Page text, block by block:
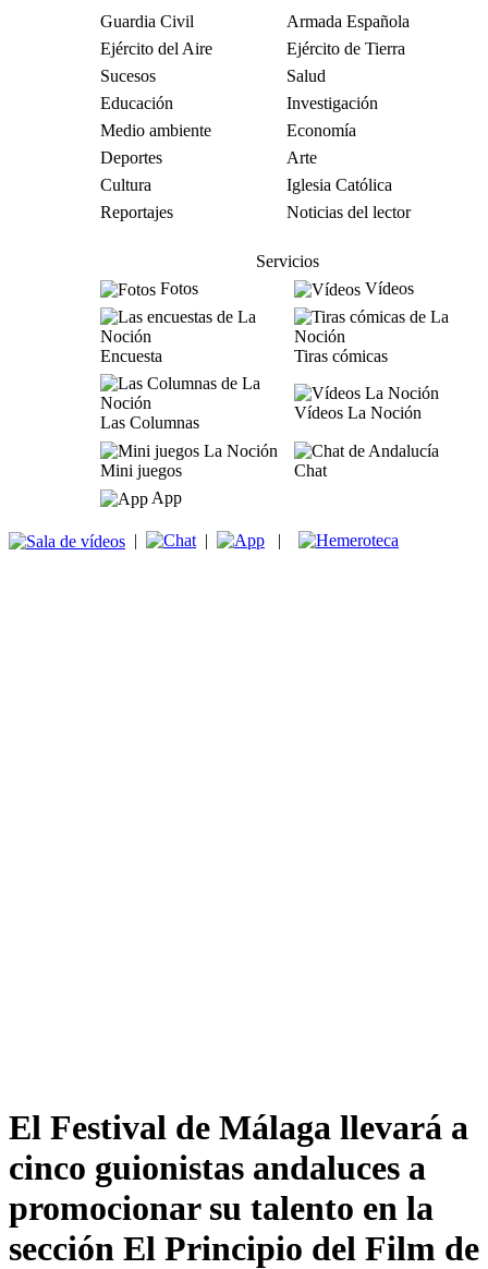
Guardia Civil
Armada Española
Ejército del Aire
Ejército de Tierra
Sucesos
Salud
Educación
Investigación
Medio ambiente
Economía
Deportes
Arte
Cultura
Iglesia Católica
Reportajes
Noticias del lector
Servicios
Fotos
Vídeos
Encuesta Tiras cómicas
Las Columnas
Vídeos La Noción
Mini juegos
Chat
App
| | |
El Festival de Málaga llevará a
cinco guionistas andaluces a
promocionar su talento en la
sección El Principio del Film de